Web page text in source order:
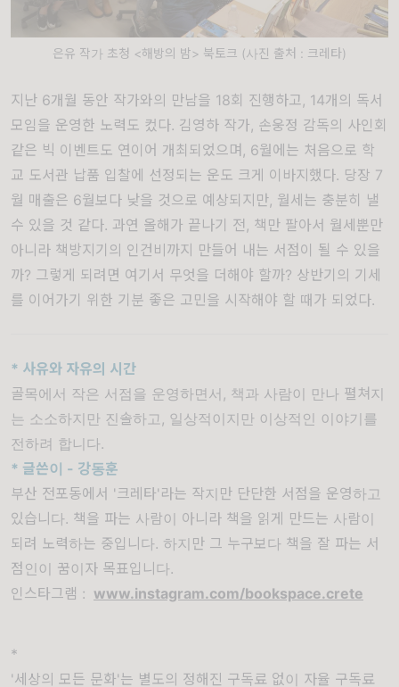
은유 작가 초청 <해방의 밤> 북토크 (사진 출처 : 크레타)
지난 6개월 동안 작가와의 만남을 18회 진행하고, 14개의 독서
모임을 운영한 노력도 컸다. 김영하 작가, 손웅정 감독의 사인회
같은 빅 이벤트도 연이어 개최되었으며 , 6월에는 처음으로 학
교 도서관 납품 입찰에 선정되는 운도 크게 이바지했다. 당장 7
월 매출은 6월보다 낮을 것으로 예상되지만, 월세는 충분히 낼
수 있을 것 같다. 과연 올해가 끝나기 전 , 책만 팔아서 월세뿐만
아니라 책방지기의 인건비까지 만들어 내는 서점이 될 수 있을
까? 그렇게 되려면 여기서 무엇을 더해야 할까? 상반기의 기세
를 이어가기 위한 기분 좋은 고민을 시작해야 할 때가 되었다.
* 사유와 자유의 시간
골목에서 작은 서점을 운영하면서, 책과 사람이 만나 펼쳐지
는 소소하지만 진솔하고, 일상적이지만 이상적인 이야기를
전하려 합니다.
* 글쓴이 - 강동훈
부산 전포동에서 '크레타'라는 작지만 단단한 서점을 운영하고
있습니다. 책을 파는 사람이 아니라 책을 읽게 만드는 사람이
되려 노력하는 중입니다. 하지만 그 누구보다 책을 잘 파는 서
점인이 꿈이자 목표입니다.
인스타그램 : www.instagram.com/bookspace.crete
*
'세상의 모든 문화'는 별도의 정해진 구독료 없이 자율 구독료